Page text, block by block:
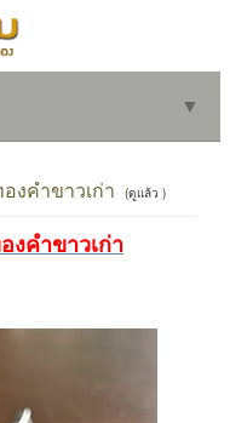
▼
งคำขาวเก่า (ดูแล้ว )
งคำขาวเก่า